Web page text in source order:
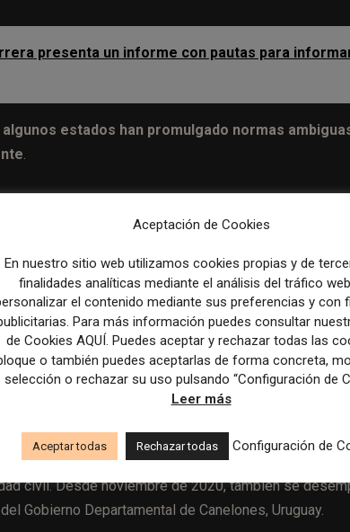
presenta un informe con pautas para
algunos estados han promulgado normas
.
cortes regionales y nacionales​.
en legislaciones anti-SLAPP aprobadas en
permitirán a los actores involucrados en la
mitigar el uso indebido del sistema judicial contra el
que ha trabajado como Relator Especial para la
en el Interamerican Dialogue y consultor en libertad
civil. Desde noviembre de 2020, también se
Gobierno Departamental de Canelones, Uruguay​.
Aceptación de Cookies
En nuestro sitio web utilizamos cookies propias y de
finalidades analíticas mediante el análisis del tráfico
el contenido mediante sus preferencias y con
Para más información puedes consultar
de Cookies AQUÍ. Puedes aceptar y rechazar todas las
o también puedes aceptarlas de forma concreta,
selección o rechazar su uso pulsando “Configuración de
Leer más
Aceptar todas Rechazar todas Configuración de